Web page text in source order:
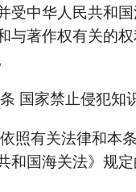
受中华人民共和
与著作权有关的
家禁止侵犯知
有关法律和本条
和国海关法》规定